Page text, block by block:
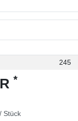
245
*
Stück